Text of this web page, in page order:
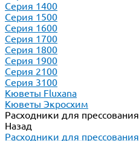
Серия 1400
Серия 1500
Серия 1600
Серия 1700
Серия 1800
Серия 1900
Серия 2100
Серия 3100
Кюветы Fluxana
Кюветы Экросхим
Расходники для прессования
Назад
Расходники для прессования